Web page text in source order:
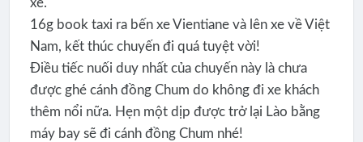
xe.
16g book taxi ra bến xe Vientiane và lên xe về Việt
Nam, kết thúc chuyến đi quá tuyệt vời!
Điều tiếc nuối duy nhất của chuyến này là chưa
được ghé cánh đồng Chum do không đi xe khách
thêm nổi nữa. Hẹn một dịp được trở lại Lào bằng
máy bay sẽ đi cánh đồng Chum nhé!